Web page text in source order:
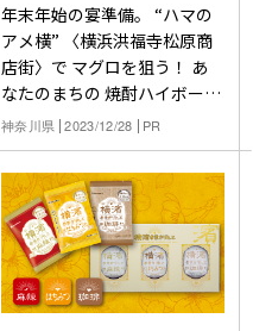
年末年始の宴準備。 “ハマの
アメ横” 〈横浜洪福寺松原商
店街〉で マグロを狙う！ あ
なたのまちの 焼酎ハイボール
アテ探し旅
神奈川県 2023/12/28 PR